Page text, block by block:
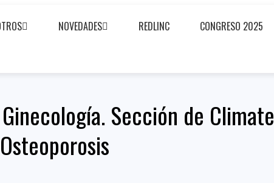
NOVEDADES REDLINC
CONGRESO 2025
Sección de